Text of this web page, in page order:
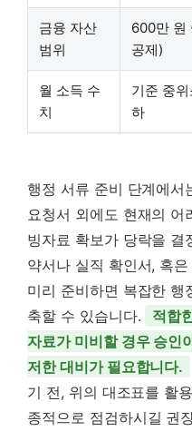
금융 자산
범위
600만 원
공제)
월 소득 수
치
기준 중
하
행정 서류 준비 단계에
요청서 외에도 현재의
빙자료 확보가 당락을 결
약서나 실직 확인서, 혹
미리 준비하면 복잡한
축할 수 있습니다.
적합
자료가 미비할 경우 승인
저한 대비가 필요합니다.
기 전, 위의 대조표를 활
종적으로 점검하시길 권